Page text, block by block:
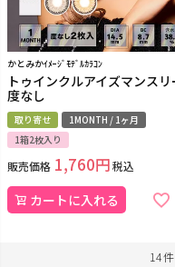
かとみかｲﾒｰｼﾞﾓﾃﾞﾙｶﾗｺﾝ
トゥインクルアイズマンスリ
度なし
取り寄せ
1MONTH / 1ヶ月
1箱2枚入り
販売価格 1,760 税込
カートに入れる
14